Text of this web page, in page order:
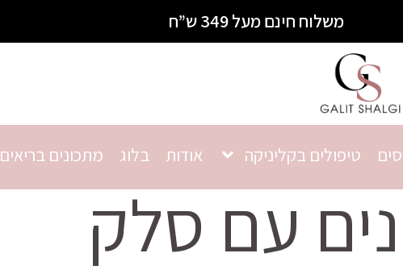
משלוח חינם מעל 349 ש”ח
טיפולים בקליניקה אודות בלוג מתכונים בריאים
עם סלק